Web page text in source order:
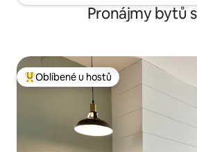
Pronájmy bytů
Nejlepší v kategorii Oblíbené u hostů
Oblíbené u hostů